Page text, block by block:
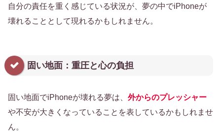
自分の責任を重く感じている状況が、夢の中でiPhoneが
壊れることとして現れるかもしれません。
固い地面：重圧と心の負担
固い地面でiPhoneが壊れる夢は、 外からのプレッシャー
や不安が大きくなっていることを表しているかもしれませ
ん。